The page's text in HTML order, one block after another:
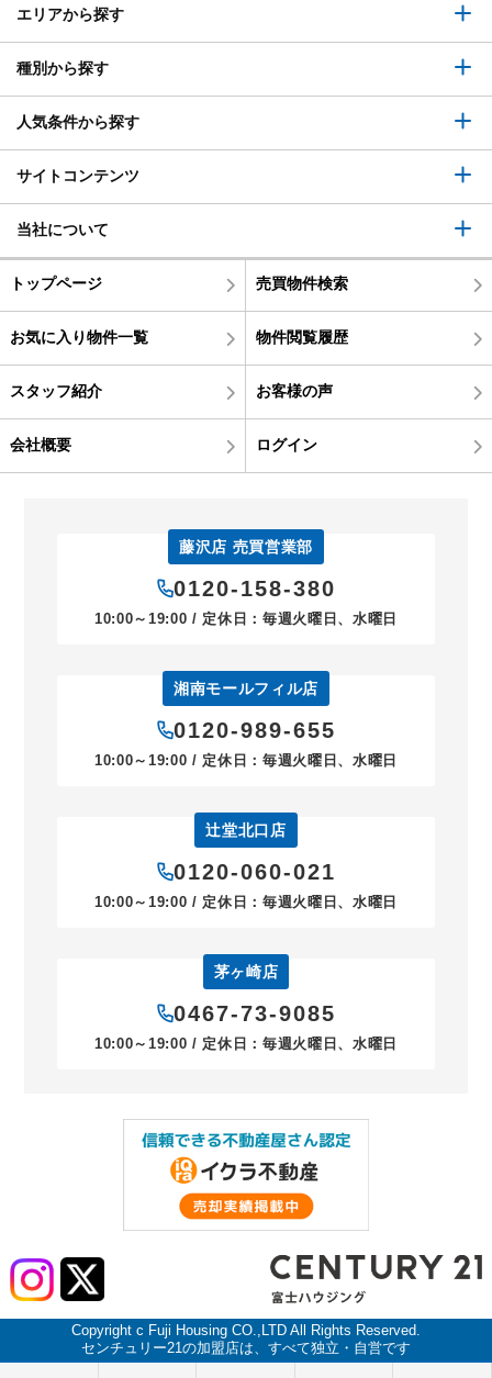
エリアから探す
種別から探す
人気条件から探す
サイトコンテンツ
当社について
トップページ 売買物件検索
お気に入り物件一覧 物件閲覧履歴
スタッフ紹介 お客様の声
会社概要 ログイン
藤沢店 売買営業部
0120-158-380
10:00～19:00 / 定休日：毎週火曜日、水曜日
湘南モールフィル店
0120-989-655
10:00～19:00 / 定休日：毎週火曜日、水曜日
辻堂北口店
0120-060-021
10:00～19:00 / 定休日：毎週火曜日、水曜日
茅ヶ崎店
0467-73-9085
10:00～19:00 / 定休日：毎週火曜日、水曜日
Copyright c Fuji Housing CO.,LTD All Rights Reserved.
センチュリー21の加盟店は、すべて独立・自営です